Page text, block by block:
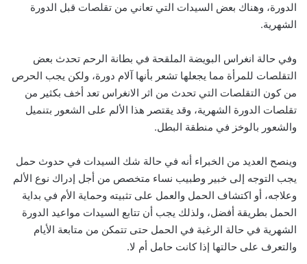
الدورة، وهناك بعض السيدات التي تعاني من تقلصات قبل الدورة
الشهرية.
وفي حالة انغراس البويضة الملقحة في بطانة الرحم تحدث بعض
التقلصات للمرأة مما يجعلها تشعر بأنها آلام دورة، ولكن يجب الحرص
من كون التقلصات التي تحدث من اثر الانغراس تعد أخف بكثير من
تقلصات الدورة الشهرية، وقد يقتصر هذا الألم على الشعور بتنميل
والشعور بالوخز في منطقة البطل.
وينصح العديد من الخبراء أنه في حالة شك السيدات في حدوث حمل
يجب التوجه إلى خبير وطبيب نساء متخصص من أجل إدراك نوع الألم
وعلاجه، أو اكتشاف الحمل والعمل على تثبيته وحماية الأم في بداية
الحمل بطريقة أفضل، ولذلك يجب أن تتابع السيدات مواعيد الدورة
الشهرية في حالة الرغبة في الحمل حتى تتمكن من متابعة الأيام
والتعرف على حالتها إذا كانت حامل أم لا.